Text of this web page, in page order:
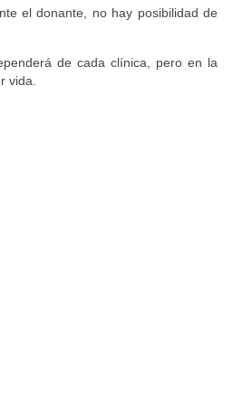
el donante, no hay posibilidad de
de cada clínica, pero en la
vida.